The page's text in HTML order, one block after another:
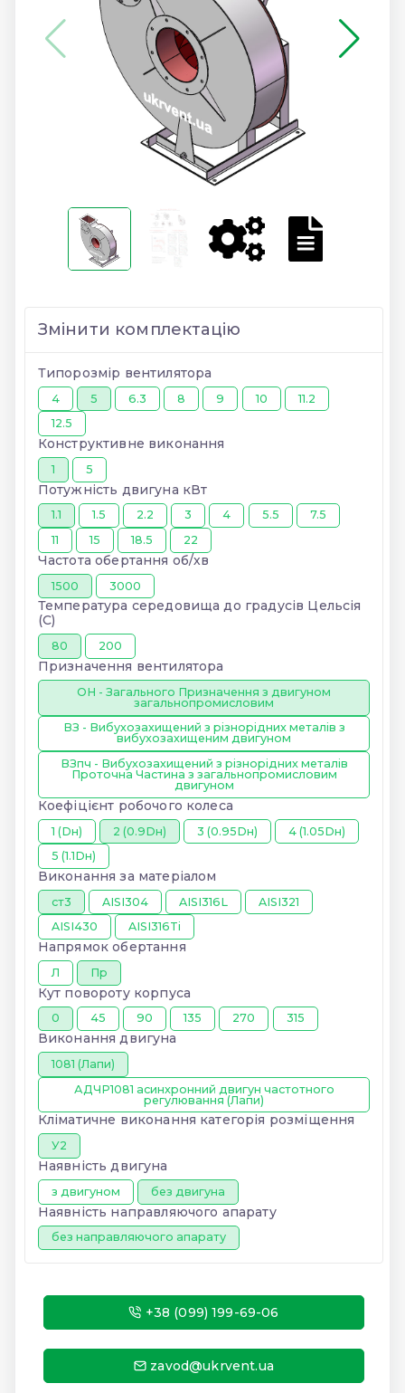
Змінити комплектацію
Типорозмір вентилятора
4 5 6.3 8 9 10
11.2
12.5
Конструктивне виконання
1 5
Потужність двигуна кВт
1.1 1.5 2.2 3 4 5.5
7.5
11
15 18.5 22
Частота обертання об/хв
1500 3000
Температура середовища до градусів Цельсія
(С)
80 200
Призначення вентилятора
ОН - Загального Призначення з двигуном
загальнопромисловим
ВЗ - Вибухозахищений з різнорідних металів з
вибухозахищеним двигуном
ВЗпч - Вибухозахищений з різнорідних металів
Проточна Частина з загальнопромисловим
двигуном
Коефіцієнт робочого колеса
1 (Dн) 2 (0.9Dн) 3 (0.95Dн)
4 (1.05Dн)
5 (1.1Dн)
Виконання за матеріалом
ст3 AISI304 AISI316L
AISI321
AISI430
AISI316Ti
Напрямок обертання
Л Пр
Кут повороту корпуса
0 45 90 135 270 315
Виконання двигуна
1081 (Лапи)
АДЧР1081 асинхронний двигун частотного
регулювання (Лапи)
Кліматичне виконання категорія розміщення
У2
Наявність двигуна
з двигуном без двигуна
Наявність направляючого апарату
без направляючого апарату
+38 (099) 199-69-06
zavod@ukrvent.ua